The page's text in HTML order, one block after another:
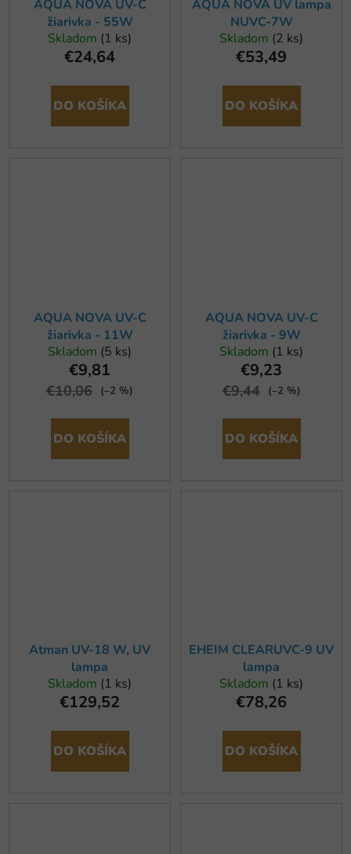
AQUA NOVA UV-C
žiarivka - 55W
Skladom (1 ks)
€24,64
DO KOŠÍKA
AQUA NOVA UV lampa
NUVC-7W
Skladom (2 ks)
€53,49
DO KOŠÍKA
AQUA NOVA UV-C
žiarivka - 11W
Skladom (5 ks)
€9,81
€10,06 (–2 %)
DO KOŠÍKA
AQUA NOVA UV-C
žiarivka - 9W
Skladom (1 ks)
€9,23
€9,44 (–2 %)
DO KOŠÍKA
Atman UV-18 W, UV
lampa
Skladom (1 ks)
€129,52
DO KOŠÍKA
EHEIM CLEARUVC-9 UV
lampa
Skladom (1 ks)
€78,26
DO KOŠÍKA